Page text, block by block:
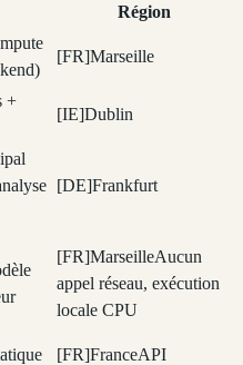
Région
[FR]Marseille
+
[IE]Dublin
[DE]Frankfurt
[FR]MarseilleAucun
appel réseau, exécution
locale CPU
[FR]FranceAPI